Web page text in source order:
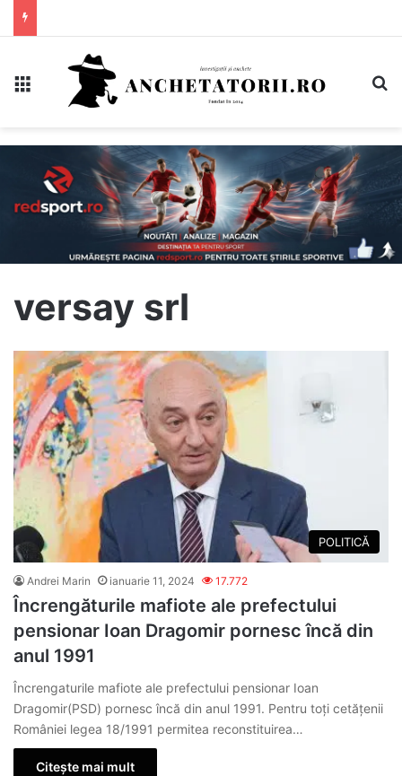
versay srl
POLITICĂ
Andrei Marin ianuarie 11, 2024 17.772
Încrengăturile mafiote ale prefectului
pensionar Ioan Dragomir pornesc încă din
anul 1991
Încrengaturile mafiote ale prefectului pensionar Ioan
Dragomir(PSD) pornesc încă din anul 1991. Pentru toți cetățenii
României legea 18/1991 permitea reconstituirea…
Citește mai mult